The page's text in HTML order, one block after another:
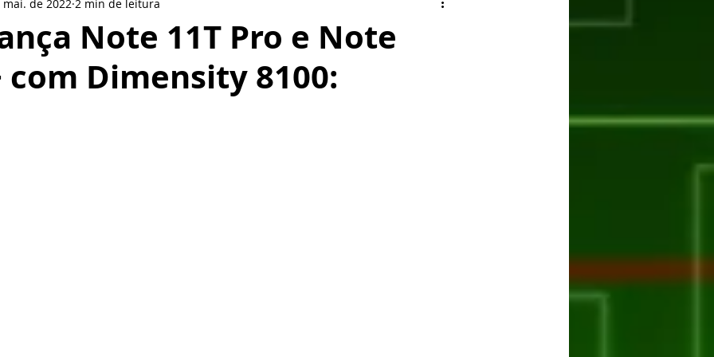
LinkedIn LG Facebook
Smartphone Motorola Pionner Gear VR Pioneer
Note 11T Pro e Note
com Dimensity 8100:
mai. de 2022 2 min de leitura
5 estrelas.